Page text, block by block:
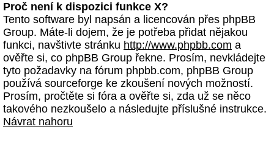
Proč není k dispozici funkce X?
Tento software byl napsán a licencován přes phpBB
Group. Máte-li dojem, že je potřeba přidat nějakou
funkci, navštivte stránku http://www.phpbb.com a
ověřte si, co phpBB Group řekne. Prosím, nevkládejte
tyto požadavky na fórum phpbb.com, phpBB Group
používá sourceforge ke zkoušení nových možností.
Prosím, pročtěte si fóra a ověřte si, zda už se něco
takového nezkoušelo a následujte příslušné instrukce.
Návrat nahoru